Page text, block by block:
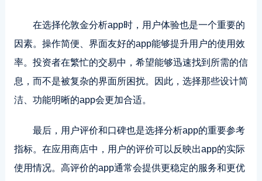
在选择伦敦金分析app时，用户体验也是一个重要的
因素。操作简便、界面友好的app能够提升用户的使用效
率。投资者在繁忙的交易中，希望能够迅速找到所需的信
息，而不是被复杂的界面所困扰。因此，选择那些设计简
洁、功能明晰的app会更加合适。
最后，用户评价和口碑也是选择分析app的重要参考
指标。在应用商店中，用户的评价可以反映出app的实际
使用情况。高评价的app通常会提供更稳定的服务和更优